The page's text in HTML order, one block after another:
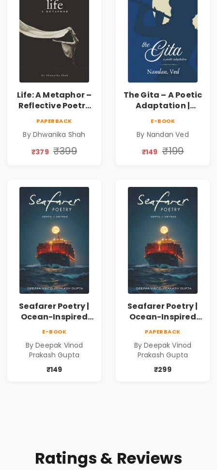
Life: A Metaphor –
Reflective Poetry
Silence & Self-
Discovery | A
Connection | By
Dhwanika Shah
PAPERBACK
By Dhwanika Shah
₹379 ₹399
The Gita – A Poetic
Adaptation |
Book
E-BOOK
By Nandan Ved
₹149 ₹199
Seafarer Poetry |
Ocean-Inspired
Contemporary
E-BOOK
By Deepak Vinod
Prakash Gupta
₹149
Seafarer Poetry |
Ocean-Inspired
Contemporary
PAPERBACK
By Deepak Vinod
Prakash Gupta
₹299
Ratings & Reviews